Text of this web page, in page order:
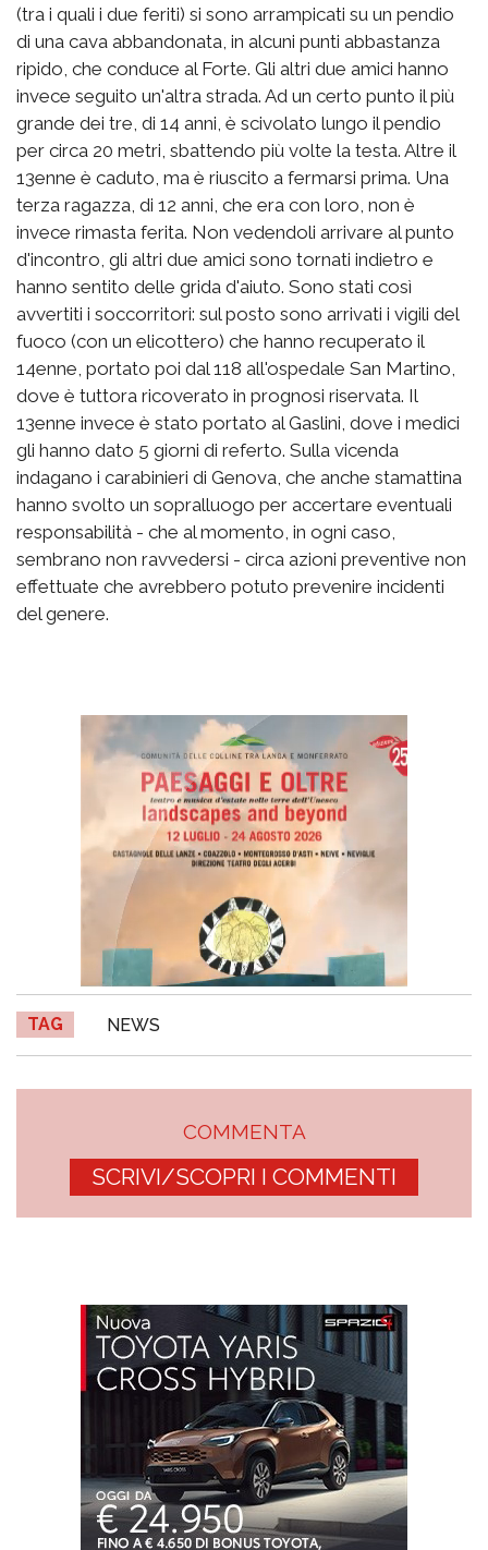
(tra i quali i due feriti) si sono arrampicati su un pendio
di una cava abbandonata, in alcuni punti abbastanza
ripido, che conduce al Forte. Gli altri due amici hanno
invece seguito un'altra strada. Ad un certo punto il più
grande dei tre, di 14 anni, è scivolato lungo il pendio
per circa 20 metri, sbattendo più volte la testa. Altre il
13enne è caduto, ma è riuscito a fermarsi prima. Una
terza ragazza, di 12 anni, che era con loro, non è
invece rimasta ferita. Non vedendoli arrivare al punto
d'incontro, gli altri due amici sono tornati indietro e
hanno sentito delle grida d'aiuto. Sono stati così
avvertiti i soccorritori: sul posto sono arrivati i vigili del
fuoco (con un elicottero) che hanno recuperato il
14enne, portato poi dal 118 all'ospedale San Martino,
dove è tuttora ricoverato in prognosi riservata. Il
13enne invece è stato portato al Gaslini, dove i medici
gli hanno dato 5 giorni di referto. Sulla vicenda
indagano i carabinieri di Genova, che anche stamattina
hanno svolto un sopralluogo per accertare eventuali
responsabilità - che al momento, in ogni caso,
sembrano non ravvedersi - circa azioni preventive non
effettuate che avrebbero potuto prevenire incidenti
del genere.
TAG NEWS
COMMENTA
SCRIVI/SCOPRI I COMMENTI